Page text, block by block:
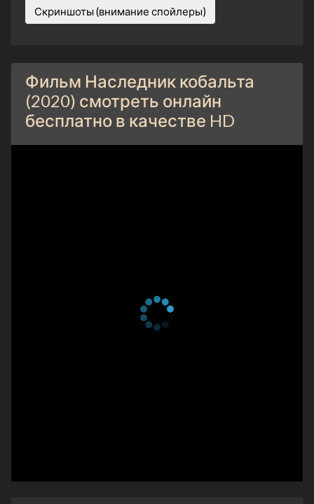
Скриншоты (внимание спойлеры)
Фильм Наследник кобальта
(2020) смотреть онлайн
бесплатно в качестве HD